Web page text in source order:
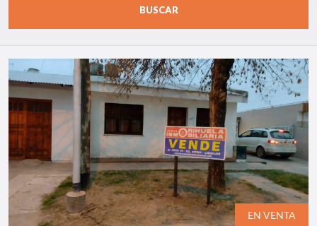
EN VENTA